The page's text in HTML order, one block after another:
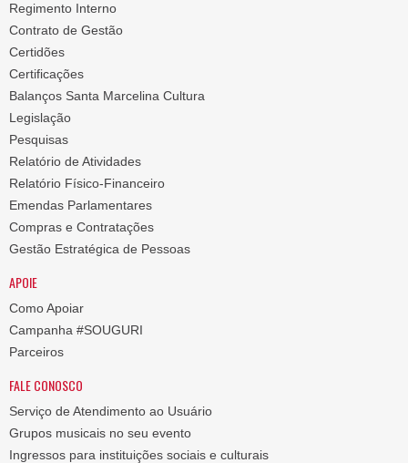
Regimento Interno
Contrato de Gestão
Certidões
Certificações
Balanços Santa Marcelina Cultura
Legislação
Pesquisas
Relatório de Atividades
Relatório Físico-Financeiro
Emendas Parlamentares
Compras e Contratações
Gestão Estratégica de Pessoas
APOIE
Como Apoiar
Campanha #SOUGURI
Parceiros
FALE CONOSCO
Serviço de Atendimento ao Usuário
Grupos musicais no seu evento
Ingressos para instituições sociais e culturais